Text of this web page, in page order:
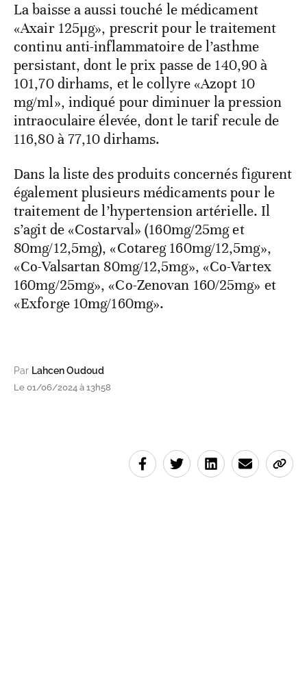
La baisse a aussi touché le médicament
«Axair 125μg», prescrit pour le traitement
continu anti-inflammatoire de l’asthme
persistant, dont le prix passe de 140,90 à
101,70 dirhams, et le collyre «Azopt 10
mg/ml», indiqué pour diminuer la pression
intraoculaire élevée, dont le tarif recule de
116,80 à 77,10 dirhams.
Dans la liste des produits concernés figurent
également plusieurs médicaments pour le
traitement de l’hypertension artérielle. Il
s’agit de «Costarval» (160mg/25mg et
80mg/12,5mg), «Cotareg 160mg/12,5mg»,
«Co-Valsartan 80mg/12,5mg», «Co-Vartex
160mg/25mg», «Co-Zenovan 160/25mg» et
«Exforge 10mg/160mg».
Par Lahcen Oudoud
Le 01/06/2024 à 13h58